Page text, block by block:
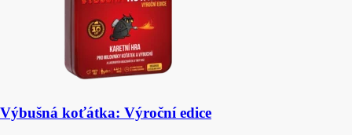
Výbušná koťátka: Výroční edice